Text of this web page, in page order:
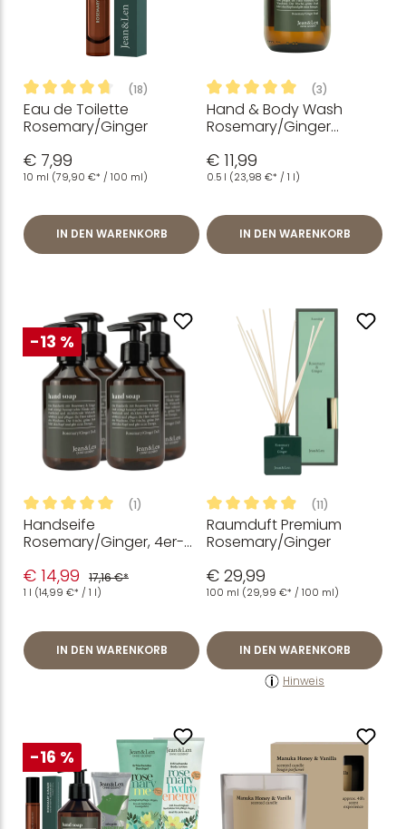
Durchschnittliche Bewertung von 4.81 von 5 Sternen
(18)
Eau de Toilette
Rosemary/Ginger
€ 7,99
10 ml (79,90 €* / 100 ml)
IN DEN WARENKORB
Durchschnittliche
(3)
Hand & Body Wash
Rosemary/Ginger
€ 11,99
0.5 l (23,98 €* / 1 l)
IN DEN WARENKORB
-13 %
Durchschnittliche Bewertung von 5 von 5 Sternen
(1)
Handseife
Rosemary/Ginger, 4er-
€ 14,99 17,16 €*
1 l (14,99 €* / 1 l)
IN DEN WARENKORB
Durchschnittliche
(11)
Raumduft Premium
Rosemary/Ginger
€ 29,99
100 ml (29,99 €* / 100 ml)
IN DEN WARENKORB
Hinweis
-16 %